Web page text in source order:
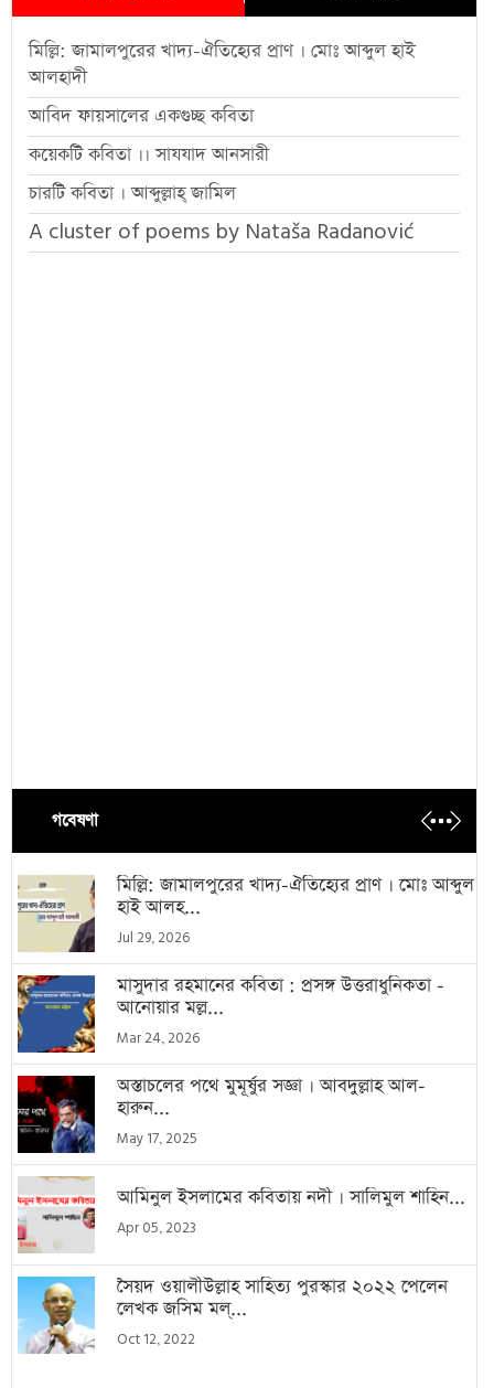
মিল্লি: জামালপুরের খাদ্য-ঐতিহ্যের প্রাণ । মোঃ আব্দুল হাই
আলহাদী
আবিদ ফায়সালের একগুচ্ছ কবিতা
কয়েকটি কবিতা ।। সাযযাদ আনসারী
চারটি কবিতা । আব্দুল্লাহ্ জামিল
A cluster of poems by Nataša Radanović
গবেষণা
মিল্লি: জামালপুরের খাদ্য-ঐতিহ্যের প্রাণ । মোঃ আব্দুল
হাই আলহ...
Jul 29, 2026
মাসুদার রহমানের কবিতা : প্রসঙ্গ উত্তরাধুনিকতা -
আনোয়ার মল্ল...
Mar 24, 2026
অস্তাচলের পথে মুমূর্ষুর সজ্ঞা । আবদুল্লাহ আল-
হারুন...
May 17, 2025
আমিনুল ইসলামের কবিতায় নদী । সালিমুল শাহিন...
Apr 05, 2023
সৈয়দ ওয়ালীউল্লাহ সাহিত্য পুরস্কার ২০২২ পেলেন
লেখক জসিম মল্...
Oct 12, 2022